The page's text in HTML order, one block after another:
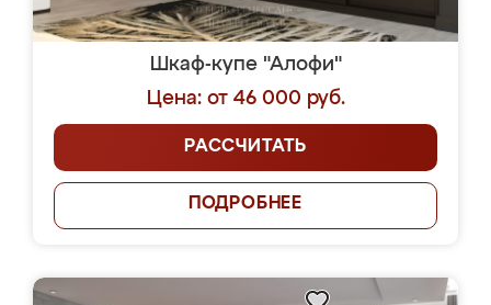
Шкаф-купе "Алофи"
Цена: от 46 000 руб.
РАССЧИТАТЬ
ПОДРОБНЕЕ